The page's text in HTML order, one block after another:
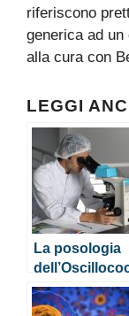
riferiscono
generica ad un
alla cura con
LEGGI
La posologia
inum per
bambini e